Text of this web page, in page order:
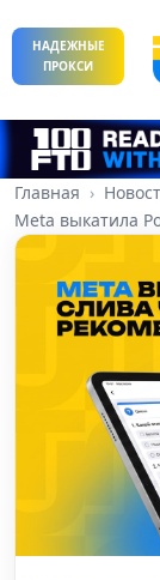
НАДЕЖНЫЕ
ПРОКСИ
Главная
Meta выкатила